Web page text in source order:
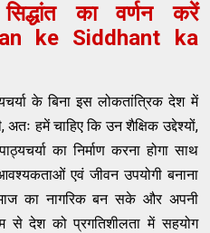
सिद्धांत का वर्णन करें
ke Siddhant ka
के बिना इस लोकतांत्रिक देश में
अतः हमें चाहिए कि उन शैक्षिक उद्देश्यों,
का निर्माण करना होगा साथ
एवं जीवन उपयोगी बनाना
का नागरिक बन सके और अपनी
से देश को प्रगतिशीलता में सहयोग